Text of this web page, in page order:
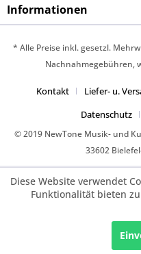
Informationen
* Alle Preise inkl. gesetzl.
Nachnahmegebühren,
Kontakt Liefer- u.
Datenschutz
© 2019 NewTone Musik- und
33602
Diese Website verwendet
Funktionalität bieten